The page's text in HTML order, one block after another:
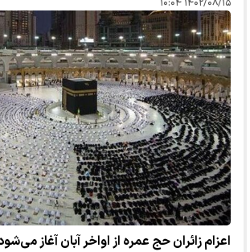
۱۴۰۲/۰۸/۱۵ ۱۰:۰۴
اعزام زائران حج عمره از اواخر آبان آغاز